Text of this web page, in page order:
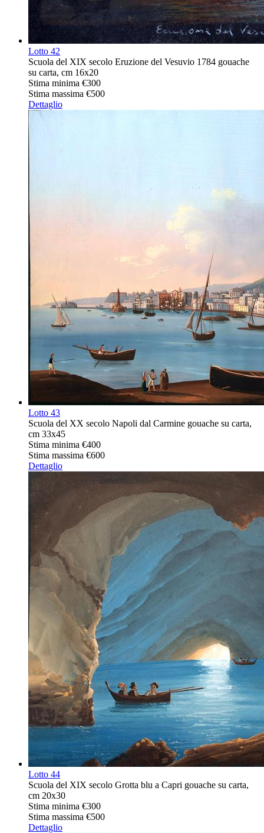
Lotto 42
Scuola del XIX secolo Eruzione del Vesuvio 1784 gouache
su carta, cm 16x20
Stima minima €300
Stima massima €500
Dettaglio
Lotto 43
Scuola del XX secolo Napoli dal Carmine gouache su carta,
cm 33x45
Stima minima €400
Stima massima €600
Dettaglio
Lotto 44
Scuola del XIX secolo Grotta blu a Capri gouache su carta,
cm 20x30
Stima minima €300
Stima massima €500
Dettaglio